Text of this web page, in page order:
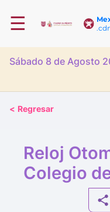
☰
Sábado 8 de Agosto
< Regresar
Reloj
Colegio